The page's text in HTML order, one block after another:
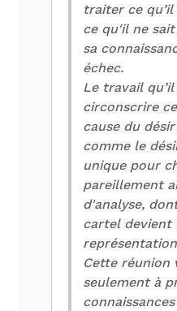
traiter ce
ce qu'il ne
sa
échec.
Le travail
circonscrire
cause du
comme le
unique pour
pareillement
d'analyse,
cartel devient
Cette réunion
seulement à